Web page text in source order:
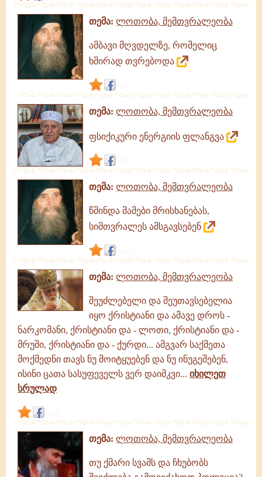
თემა: ლოთობა, მემთვრალეობა
ამბავი მღვდელზე, რომელიც
ხშირად თვრებოდა
თემა: ლოთობა, მემთვრალეობა
ფსიქიკური ენერგიის ფლანგვა
თემა: ლოთობა, მემთვრალეობა
წმინდა მამები მრისხანებას,
სიმთვრალეს ამსგავსებენ
თემა: ლოთობა, მემთვრალეობა
შეუძლებელი და შეუთავსებელია
იყო ქრისტიანი და ამავე დროს -
ნარკომანი, ქრისტიანი და - ლოთი, ქრისტიანი და -
მრუში, ქრისტიანი და - ქურდი... ამგვარ საქმეთა
მოქმედნი თავს ნუ მოიტყუებენ და ნუ ინუგეშებენ,
ისინი ცათა სასუფეველს ვერ დაიმკვი... იხილეთ
სრულად
თემა: ლოთობა, მემთვრალეობა
თუ ქმარი სვამს და ჩხუბობს